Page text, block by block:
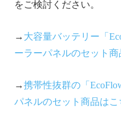
をご検討ください。
→ 大容量バッテリー「
ーラーパネルのセット商
→携帯性抜群の「
パネルのセット商品はこ